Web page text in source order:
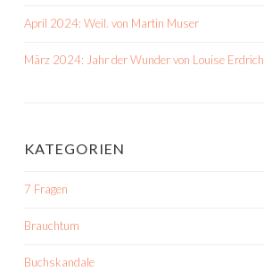
April 2024: Weil. von Martin Muser
März 2024: Jahr der Wunder von Louise Erdrich
KATEGORIEN
7 Fragen
Brauchtum
Buchskandale